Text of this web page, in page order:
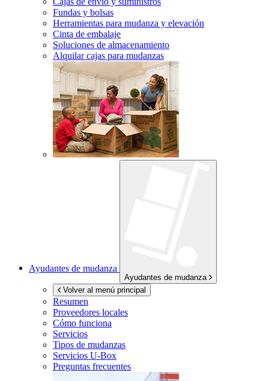
Fundas y bolsas
Herramientas para mudanza y elevación
Cinta de embalaje
Soluciones de almacenamiento
Alquilar cajas para mudanzas
Ayudantes de mudanza
Ayudantes de mudanza
Volver al menú principal
Resumen
Proveedores locales
Cómo funciona
Servicios
Tipos de mudanzas
Servicios U-Box
Preguntas frecuentes